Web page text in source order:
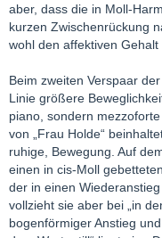
aber, dass die in Moll-
kurzen Zwischenrückung
wohl den affektiven Gehalt
Beim zweiten Verspaar
Linie größere
piano, sondern
von „Frau Holde“
ruhige, Bewegung. Auf
einen in cis-Moll
der in einen
vollzieht sie aber bei „in
bogenförmiger Anstieg